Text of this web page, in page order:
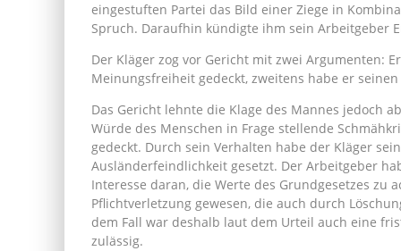
eingestuften Partei das Bild einer Ziege in
Spruch. Daraufhin kündigte ihm sein Arbeitgeber
Der Kläger zog vor Gericht mit zwei Argumenten:
Meinungsfreiheit gedeckt, zweitens habe er
Das Gericht lehnte die Klage des Mannes jedoch
Würde des Menschen in Frage stellende
gedeckt. Durch sein Verhalten habe der Kläger
Ausländerfeindlichkeit gesetzt. Der Arbeitgeber
Interesse daran, die Werte des Grundgesetzes zu
Pflichtverletzung gewesen, die auch durch
dem Fall war deshalb laut dem Urteil auch eine
zulässig.